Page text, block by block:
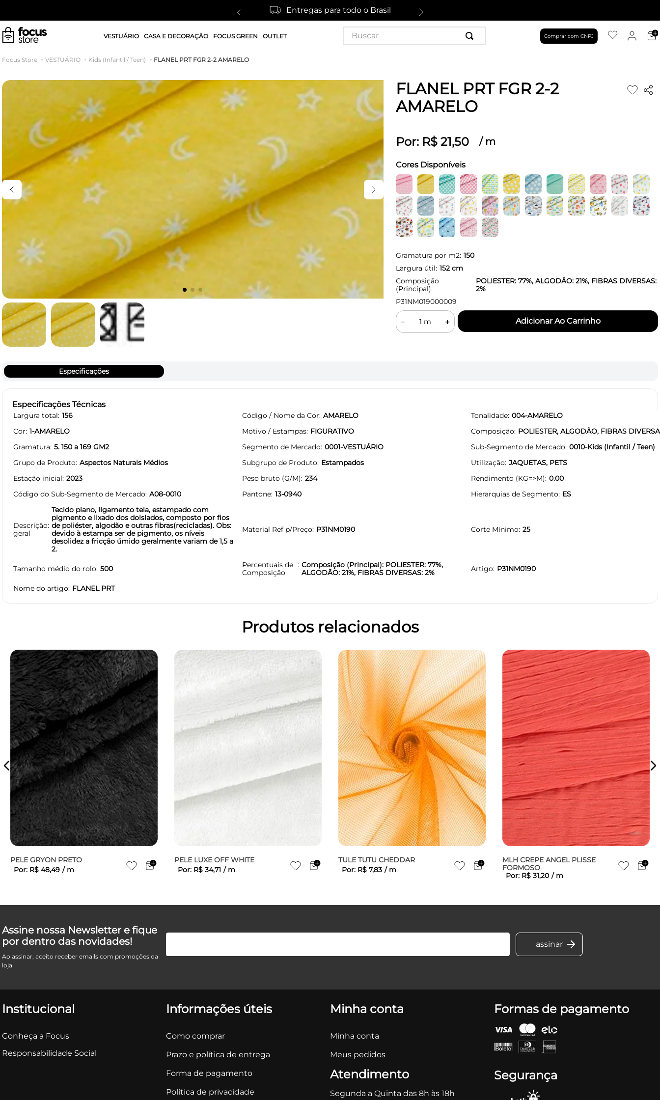
Entregas para todo o Brasil
VESTUÁRIO CASA E DECORAÇÃO FOCUS GREEN OUTLET
Buscar
Comprar com CNPJ
VESTUÁRIO Kids (Infantil / Teen) FLANEL PRT FGR 2-2 AMARELO
FLANEL PRT FGR 2-2
AMARELO
Por: R$ 21,50 / m
Cores Disponíveis
Gramatura por m2: 150
Largura útil: 152cm
Composição
(Principal):
POLIESTER: 77%, ALGODÃO: 21%, FIBRAS DIVERSAS:
2%
P31NM019000009
＋
－
Especificações
Especificações Técnicas
Largura total 156 Código / Nome da Cor AMARELO Tonalidade 004-AMARELO
Cor 1-AMARELO Motivo / Estampas FIGURATIVO Composição POLIESTER, ALGODÃO, FIBRAS
Gramatura 5. 150 a 169 GM2 Segmento de Mercado 0001-VESTUÁRIO Sub-Segmento de Mercado 0010-Kids (Infantil / Teen)
Grupo de Produto Aspectos Naturais Médios Subgrupo de Produto Estampados Utilização JAQUETAS, PETS
Estação inicial 2023 Peso bruto (G/M) 234 Rendimento (KG=>M) 0.00
Código do Sub-Segmento de Mercado A08-0010 Pantone 13-0940 Hierarquias de Segmento ES
Descrição
geral
Tecido plano, ligamento tela, estampado com
pigmento e lixado dos doislados, composto por fios
de poliéster, algodão e outras fibras(recicladas). Obs:
devido à estampa ser de pigmento, os níveis
desolidez a fricção úmido geralmente variam de 1,5 a
2.
Material Ref p/Preço P31NM0190 Corte Mínimo 25
Tamanho médio do rolo 500
Percentuais de
Composição
Composição (Principal): POLIESTER: 77%,
ALGODÃO: 21%, FIBRAS DIVERSAS: 2%
Artigo P31NM0190
Nome do artigo FLANEL PRT
Produtos relacionados
PELE GRYON PRETO
Por: R$ 48,49 / m
PELE LUXE OFF WHITE
Por: R$ 34,71 / m
TULE TUTU CHEDDAR
Por: R$ 7,83 / m
MLH CREPE ANGEL PLISSE
FORMOSO
Por: R$ 31,20 / m
Assine nossa Newsletter e fique
por dentro das novidades!
Ao assinar, aceito receber emails com promoções da
loja
Institucional
Conheça a Focus
Responsabilidade Social
Informações úteis
Como comprar
Prazo e política de entrega
Forma de pagamento
Política de privacidade
Minha conta
Minha conta
Meus pedidos
Atendimento
Segunda a Quinta das 8h às 18h
Formas de pagamento
Segurança